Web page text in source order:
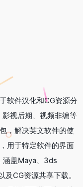
软件汉化和CG资源分
视后期、视频非编等
，解决英文软件的使
用于特定软件的界面
涵盖Maya、3ds
CG资源共享下载。